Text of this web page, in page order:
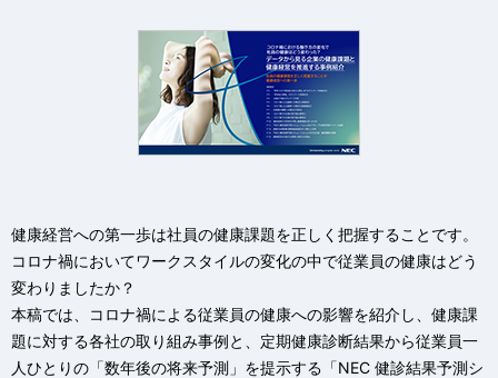
健康経営への第一歩は社員の健康課題を正しく把握することです。
コロナ禍においてワークスタイルの変化の中で従業員の健康はどう
変わりましたか？
本稿では、コロナ禍による従業員の健康への影響を紹介し、健康課
題に対する各社の取り組み事例と、定期健康診断結果から従業員一
人ひとりの「数年後の将来予測」を提示する「NEC 健診結果予測シ